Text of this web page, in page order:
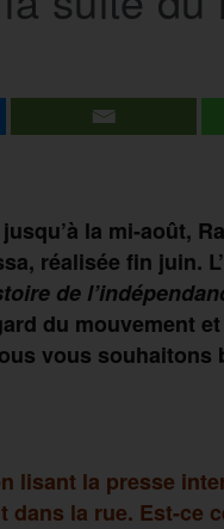
la mi-août,
réalisée fin juin.
de
du mouvement
vous souhaitons
lisant la presse
la rue. Est-ce